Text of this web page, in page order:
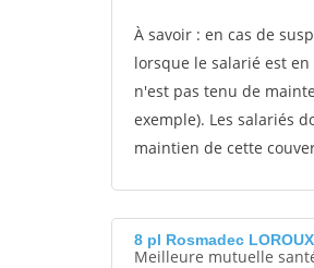
À savoir : en cas de
lorsque le salarié est
n'est pas tenu de
exemple). Les salariés
maintien de cette
8 pl Rosmadec
Meilleure mutuelle